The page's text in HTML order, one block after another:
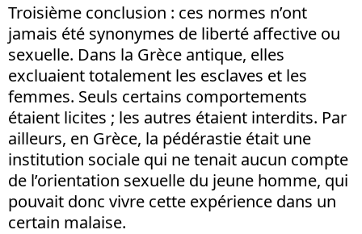
Troisième conclusion : ces normes n’ont
jamais été synonymes de liberté affective ou
sexuelle. Dans la Grèce antique, elles
excluaient totalement les esclaves et les
femmes. Seuls certains comportements
étaient licites ; les autres étaient interdits. Par
ailleurs, en Grèce, la pédérastie était une
institution sociale qui ne tenait aucun compte
de l’orientation sexuelle du jeune homme, qui
pouvait donc vivre cette expérience dans un
certain malaise.